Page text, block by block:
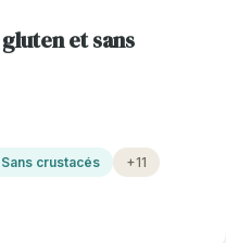
et sans
Sans crustacés +11